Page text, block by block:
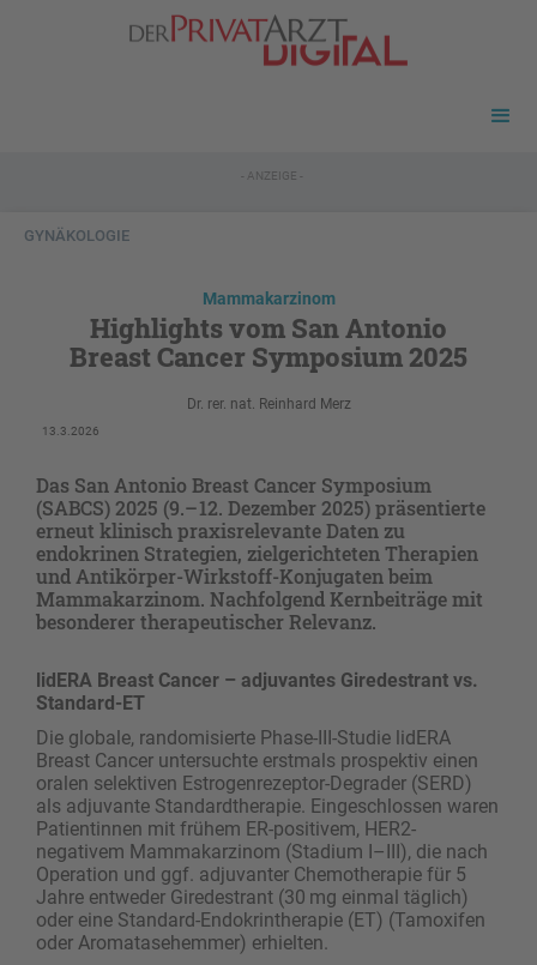
- ANZEIGE -
GYNÄKOLOGIE
Mammakarzinom
Highlights vom San Antonio
Breast Cancer Symposium 2025
Dr. rer. nat. Reinhard Merz
13.3.2026
Das San Antonio Breast Cancer Symposium
(SABCS) 2025 (9.– 12. Dezember 2025) präsentierte
erneut klinisch praxisrelevante Daten zu
endokrinen Strategien, zielgerichteten Therapien
und Antikörper-Wirkstoff-Konjugaten beim
Mammakarzinom. Nachfolgend Kernbeiträge mit
besonderer therapeutischer Relevanz.
lidERA Breast Cancer – adjuvantes Giredestrant vs.
Standard-ET
Die globale, randomisierte Phase-III-Studie lidERA
Breast Cancer untersuchte erstmals prospektiv einen
oralen selektiven Estrogenrezeptor-Degrader (SERD)
als adjuvante Standardtherapie. Eingeschlossen waren
Patientinnen mit frühem ER-positivem, HER2-
negativem Mammakarzinom (Stadium I–III), die nach
Operation und ggf. adjuvanter Chemotherapie für 5
Jahre entweder Giredestrant (30 mg einmal täglich)
oder eine Standard-Endokrintherapie (ET) (Tamoxifen
oder Aromatasehemmer) erhielten.